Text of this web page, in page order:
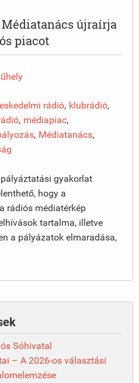
újraírja
piacot
rádió, klubrádió,
, médiapiac,
, Médiatanács,
gyakorlat
hogy a
rádiós médiatérkép
tartalma, illetve
a pályázatok elmaradása,
Sóhivatal
– A 2026-os választási